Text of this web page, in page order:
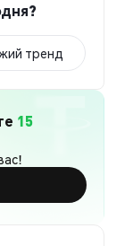
тренд
15